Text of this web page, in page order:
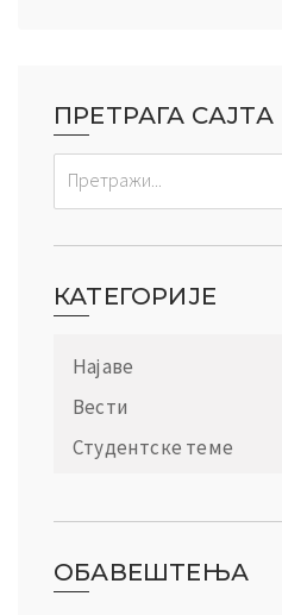
ПРЕТРАГА САЈТА
КАТЕГОРИЈЕ
Најаве
Вести
Студентске теме
ОБАВЕШТЕЊА